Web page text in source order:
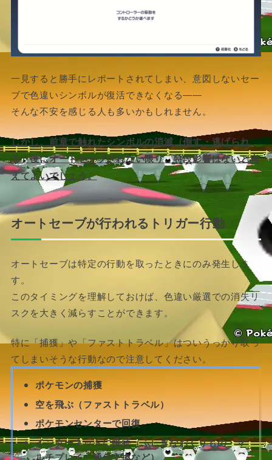
一見すると勝手にレポートされてしまい、意図しないセー
ブで色違いシンボルが復活できなくなる――
そんな不安を感じる人も多いかもしれません。
しかし、前章で触れたシンボルの消滅（倒す・逃げられ
る）後にオートセーブされない限り、特段影響はないと考
えてよいでしょう。
オートセーブが行われるトリガー行動
オートセーブは特定の行動を取ったときにのみ発生しま
す。
このタイミングを理解しておけば、色違い厳選での消失リ
スクを大きく減らすことができます。
特に「捕獲」や「ファストトラベル」はついうっかり取っ
てしまいそうな行動なので注意してください。
ポケモンの捕獲
空を飛ぶ（ファストトラベル）
ポケモンセンターで回復
インターネットに接続（ふしぎなおくりもの・マ
ルチプレイ・通信交換など）